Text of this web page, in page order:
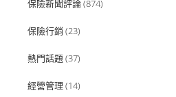
保險新聞評論(874)
保險行銷 (23)
熱門話題(37)
經營管理 (14)